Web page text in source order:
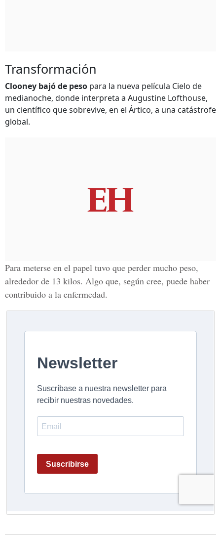
Transformación
Clooney bajó de peso para la nueva película Cielo de
medianoche, donde interpreta a Augustine Lofthouse,
un científico que sobrevive, en el Ártico, a una catástrofe
global.
Para meterse en el papel tuvo que perder mucho peso,
alrededor de 13 kilos. Algo que, según cree, puede haber
contribuido a la enfermedad.